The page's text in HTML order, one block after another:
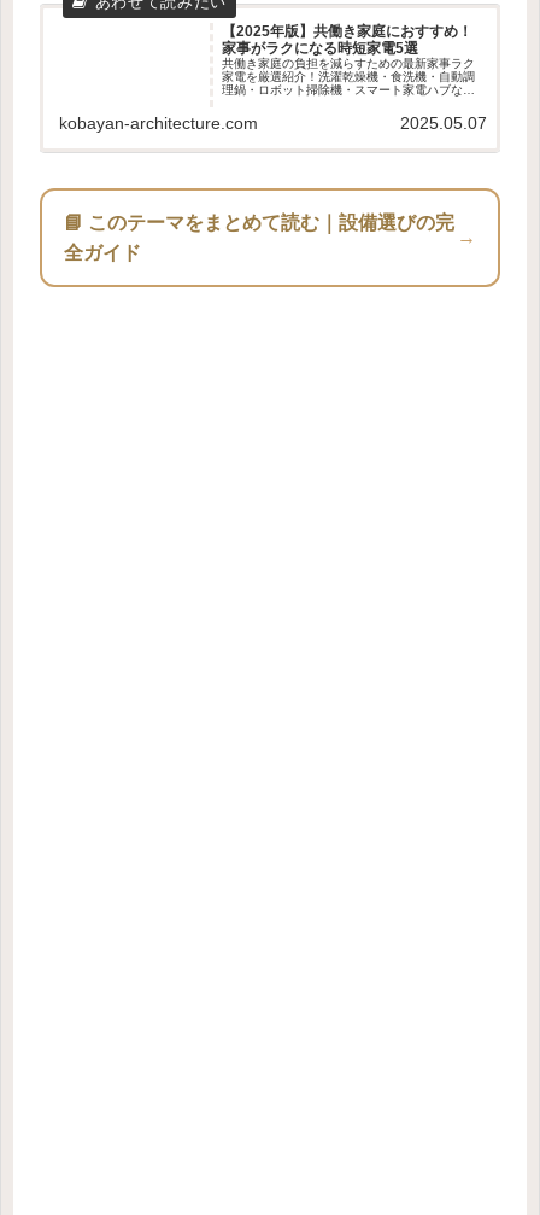
【2025年版】共働き家庭におすすめ！
家事がラクになる時短家電5選
共働き家庭の負担を減らすための最新家事ラク
家電を厳選紹介！洗濯乾燥機・食洗機・自動調
理鍋・ロボット掃除機・スマート家電ハブな
kobayan-architecture.com 2025.05.07
📘 このテーマをまとめて読む｜設備選びの完
全ガイド
→